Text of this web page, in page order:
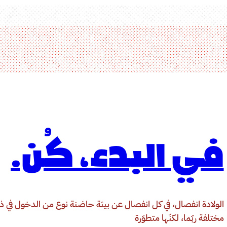
في البدء، كُن.
الولادة انفصال، في كل انفصال عن بيئة حاضنة نوع من الدخول في
مختلفة ربّما، لكنّها متطوّرة